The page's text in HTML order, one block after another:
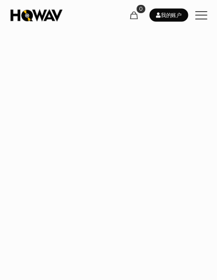
0
我的账户